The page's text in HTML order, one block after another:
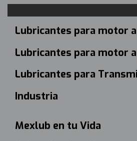
Lubricantes para motor
Lubricantes para motor
Lubricantes para
Industria
Mexlub en tu Vida